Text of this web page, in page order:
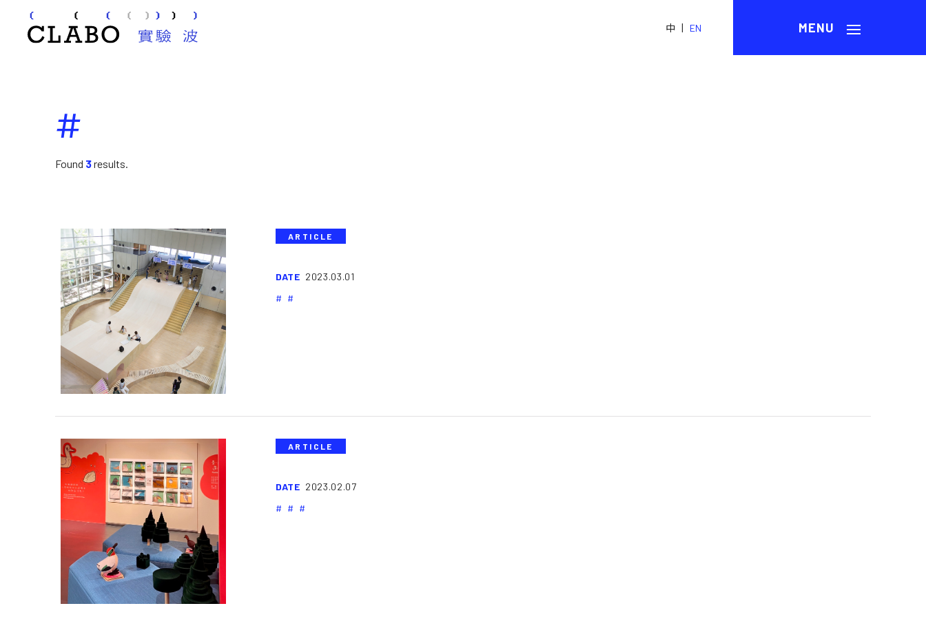
中 | EN
#
Found 3results.
ARTICLE
DATE 2023.03.01
ARTICLE
DATE 2023.02.07